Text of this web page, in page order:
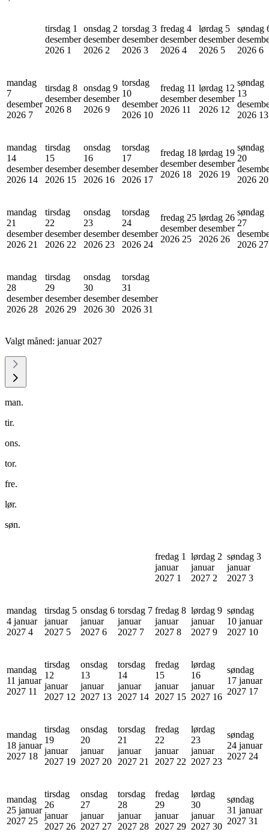
tirsdag 1
desember
2026 1
onsdag 2
desember
2026 2
torsdag 3
desember
2026 3
fredag 4
desember
2026 4
lørdag 5
desember
2026 5
søndag
2026 6
mandag
7
desember
2026 7
tirsdag 8
desember
2026 8
onsdag 9
desember
2026 9
torsdag
10
desember
2026 10
fredag 11
desember
2026 11
lørdag 12
desember
2026 12
søndag
13
2026 13
mandag
14
desember
2026 14
tirsdag
15
desember
2026 15
onsdag
16
desember
2026 16
torsdag
17
desember
2026 17
fredag 18
desember
2026 18
lørdag 19
desember
2026 19
søndag
20
2026 20
mandag
21
desember
2026 21
tirsdag
22
desember
2026 22
onsdag
23
desember
2026 23
torsdag
24
desember
2026 24
fredag 25
desember
2026 25
lørdag 26
desember
2026 26
søndag
27
2026 27
mandag
28
desember
2026 28
tirsdag
29
desember
2026 29
onsdag
30
desember
2026 30
torsdag
31
desember
2026 31
Valgt måned: januar 2027
man.
tir.
ons.
tor.
fre.
lør.
søn.
fredag 1
januar
2027 1
lørdag 2
januar
2027 2
søndag 3
januar
2027 3
mandag
4 januar
2027 4
tirsdag 5
januar
2027 5
onsdag 6
januar
2027 6
torsdag 7
januar
2027 7
fredag 8
januar
2027 8
lørdag 9
januar
2027 9
søndag
10 januar
2027 10
mandag
11 januar
2027 11
tirsdag
12
januar
2027 12
onsdag
13
januar
2027 13
torsdag
14
januar
2027 14
fredag
15
januar
2027 15
lørdag
16
januar
2027 16
søndag
17 januar
2027 17
mandag
18 januar
2027 18
tirsdag
19
januar
2027 19
onsdag
20
januar
2027 20
torsdag
21
januar
2027 21
fredag
22
januar
2027 22
lørdag
23
januar
2027 23
søndag
24 januar
2027 24
mandag
25 januar
2027 25
tirsdag
26
januar
2027 26
onsdag
27
januar
2027 27
torsdag
28
januar
2027 28
fredag
29
januar
2027 29
lørdag
30
januar
2027 30
søndag
31 januar
2027 31